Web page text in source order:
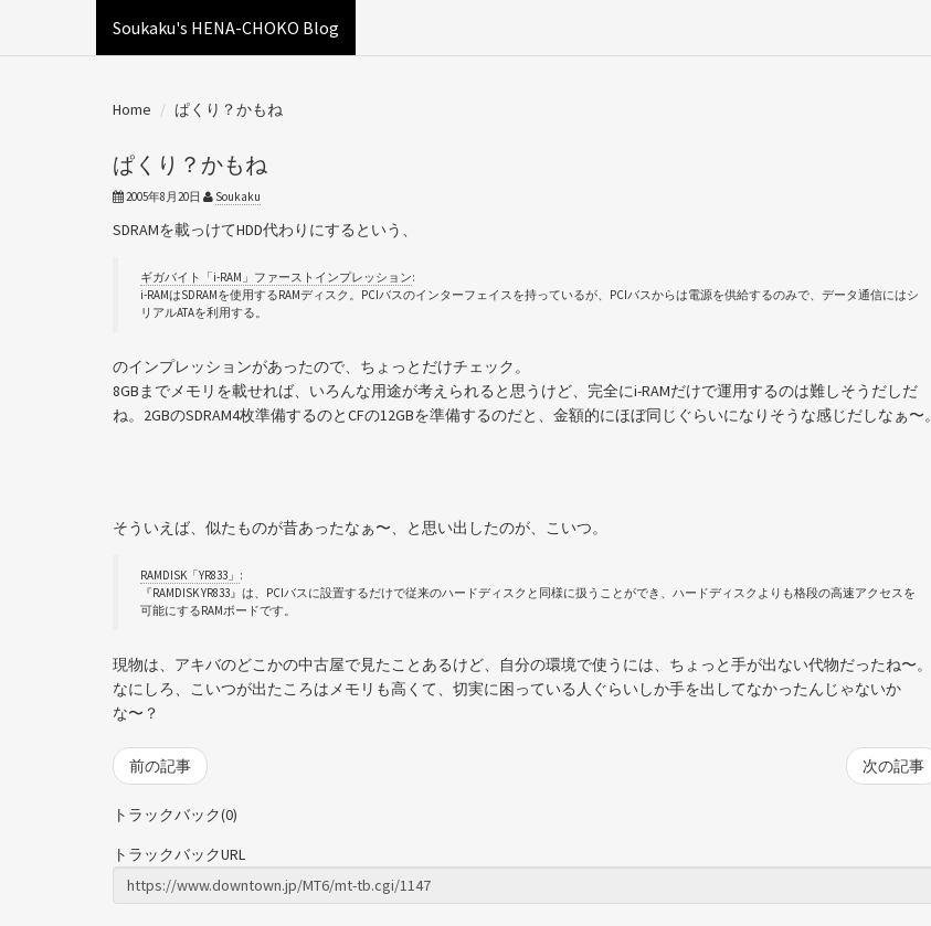
Soukaku's HENA-CHOKO Blog
Home ぱくり？かもね
ぱくり？かもね
2005年8月20日 Soukaku
SDRAMを載っけてHDD代わりにするという、
ギガバイト「i-RAM」ファーストインプレッション:
i-RAMはSDRAMを使用するRAMディスク。PCIバスのインターフェイスを持っているが、PCIバスからは電源を供給するのみで、データ通信にはシ
リアルATAを利用する。
のインプレッションがあったので、ちょっとだけチェック。
8GBまでメモリを載せれば、いろんな用途が考えられると思うけど、完全にi-RAMだけで運用するのは難しそうだしだ
ね。2GBのSDRAM4枚準備するのとCFの12GBを準備するのだと、金額的にほぼ同じぐらいになりそうな感じだしなぁ〜。
そういえば、似たものが昔あったなぁ〜、と思い出したのが、こいつ。
RAMDISK「YR833」 :
『RAMDISK YR833』は、PCIバスに設置するだけで従来のハードディスクと同様に扱うことができ、ハードディスクよりも格段の高速アクセスを
可能にするRAMボードです。
現物は、アキバのどこかの中古屋で見たことあるけど、自分の環境で使うには、ちょっと手が出ない代物だったね〜。
なにしろ、こいつが出たころはメモリも高くて、切実に困っている人ぐらいしか手を出してなかったんじゃないか
な〜？
前の記事 次の記事
トラックバック(0)
トラックバックURL